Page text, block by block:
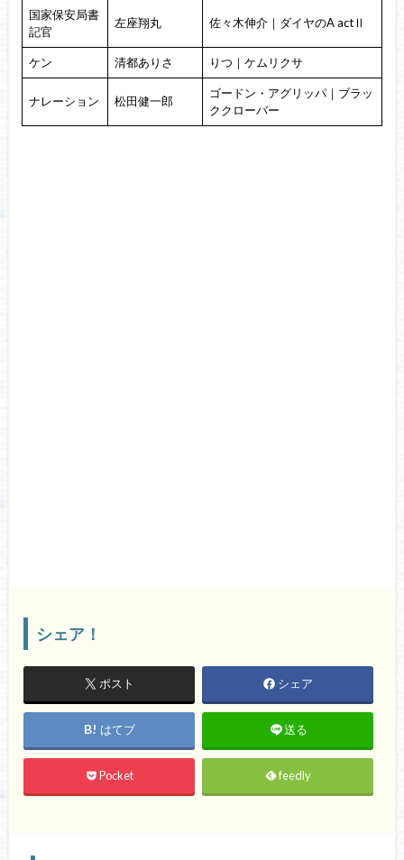
国家保安局書
記官
左座翔丸 佐々木伸介｜ダイヤのA actⅡ
ケン 清都ありさ りつ｜ケムリクサ
ナレーション 松田健一郎
ゴードン・アグリッパ｜ブラッ
ククローバー
シェア！
ポスト シェア
はてブ 送る
Pocket feedly